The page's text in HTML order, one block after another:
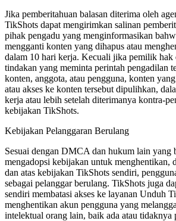
Jika pemberitahuan balasan diterima oleh
TikShots dapat mengirimkan salinan
pihak pengadu yang menginformasikan
mengganti konten yang dihapus atau
dalam 10 hari kerja. Kecuali jika pemilik hak
tindakan yang meminta perintah pengadilan
konten, anggota, atau pengguna, konten
atau akses ke konten tersebut dipulihkan,
kerja atau lebih setelah diterimanya kontra-
kebijakan TikShots.
Kebijakan Pelanggaran Berulang
Sesuai dengan DMCA dan hukum lain yang
mengadopsi kebijakan untuk menghentikan,
dan atas kebijakan TikShots sendiri,
sebagai pelanggar berulang. TikShots juga
sendiri membatasi akses ke layanan Unduh
menghentikan akun pengguna yang
intelektual orang lain, baik ada atau tidaknya